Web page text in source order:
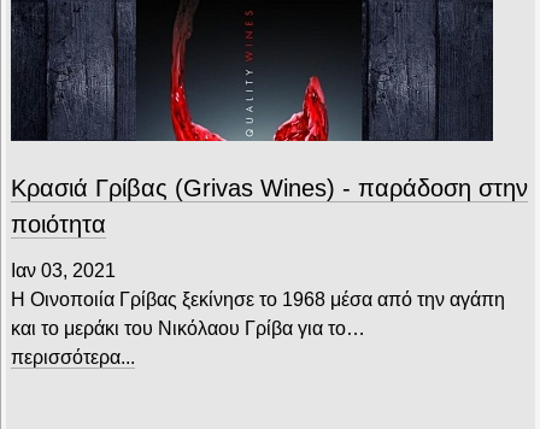
Κρασιά Γρίβας (Grivas Wines) - παράδοση στην
ποιότητα
Ιαν 03, 2021
Η Οινοποιία Γρίβας ξεκίνησε το 1968 μέσα από την αγάπη
και το μεράκι του Νικόλαου Γρίβα για το…
περισσότερα...